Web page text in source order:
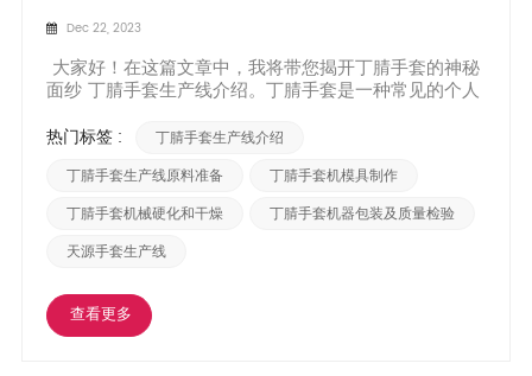
Dec 22, 2023
大家好！在这篇文章中，我将带您揭开丁腈手套的神秘
面纱 丁腈手套生产线介绍。丁腈手套是一种常见的个人
工人提供可靠的保护和安全。让我们一起了解一下这些
料的准备开始。主要成分为丁腈乳液，由丁腈乳胶颗
粒、添...
热门标签 : 丁腈手套生产线介绍
丁腈手套生产线原料准备 丁腈手套机模具制作
丁腈手套机械硬化和干燥 丁腈手套机器包装及质量检验
天源手套生产线
查看更多